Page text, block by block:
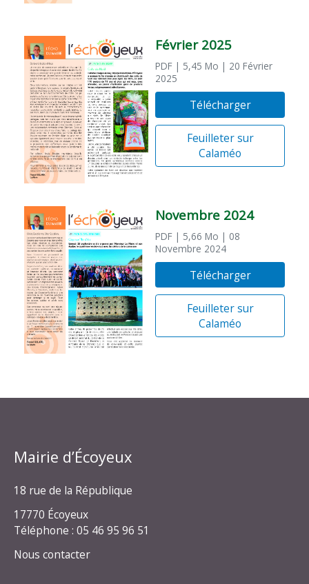
Février 2025
PDF | 5,45 Mo | 20 Février
2025
Télécharger
Feuilleter sur
Calaméo
Novembre 2024
PDF | 5,66 Mo | 08
Novembre 2024
Télécharger
Feuilleter sur
Calaméo
Mairie d’Écoyeux
18 rue de la République
17770 Écoyeux
Téléphone : 05 46 95 96 51
Nous contacter